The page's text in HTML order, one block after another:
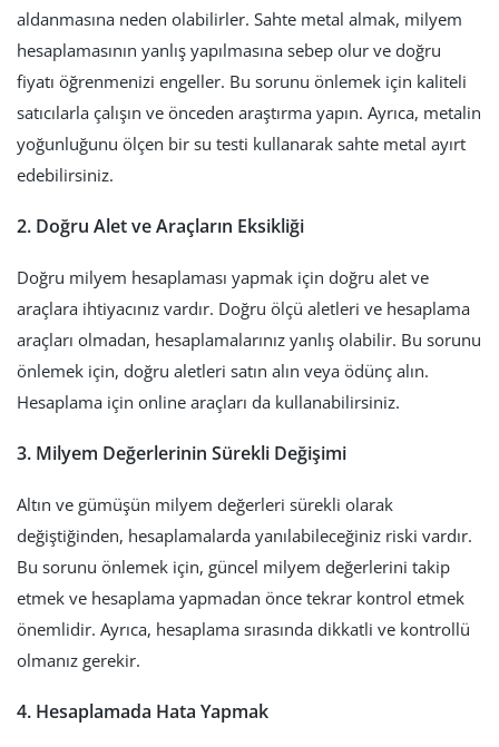
aldanmasına neden olabilirler. Sahte metal almak, milyem
hesaplamasının yanlış yapılmasına sebep olur ve doğru
fiyatı öğrenmenizi engeller. Bu sorunu önlemek için kaliteli
satıcılarla çalışın ve önceden araştırma yapın. Ayrıca, metalin
yoğunluğunu ölçen bir su testi kullanarak sahte metal ayırt
edebilirsiniz.
2. Doğru Alet ve Araçların Eksikliği
Doğru milyem hesaplaması yapmak için doğru alet ve
araçlara ihtiyacınız vardır. Doğru ölçü aletleri ve hesaplama
araçları olmadan, hesaplamalarınız yanlış olabilir. Bu sorunu
önlemek için, doğru aletleri satın alın veya ödünç alın.
Hesaplama için online araçları da kullanabilirsiniz.
3. Milyem Değerlerinin Sürekli Değişimi
Altın ve gümüşün milyem değerleri sürekli olarak
değiştiğinden, hesaplamalarda yanılabileceğiniz riski vardır.
Bu sorunu önlemek için, güncel milyem değerlerini takip
etmek ve hesaplama yapmadan önce tekrar kontrol etmek
önemlidir. Ayrıca, hesaplama sırasında dikkatli ve kontrollü
olmanız gerekir.
4. Hesaplamada Hata Yapmak